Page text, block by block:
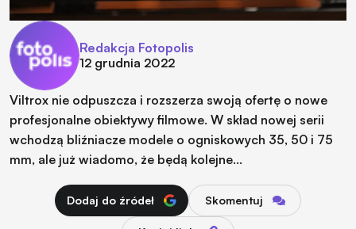
Redakcja Fotopolis
12 grudnia 2022
Viltrox nie odpuszcza i rozszerza swoją ofertę o nowe
profesjonalne obiektywy filmowe. W skład nowej serii
wchodzą bliźniacze modele o ogniskowych 35, 50 i 75
mm, ale już wiadomo, że będą kolejne…
Dodaj do źródeł Skomentuj